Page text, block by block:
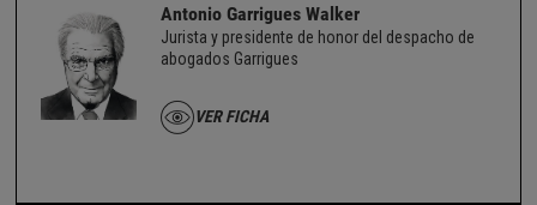
Antonio Garrigues Walker
Jurista y presidente de honor del despacho de
abogados Garrigues
VER FICHA